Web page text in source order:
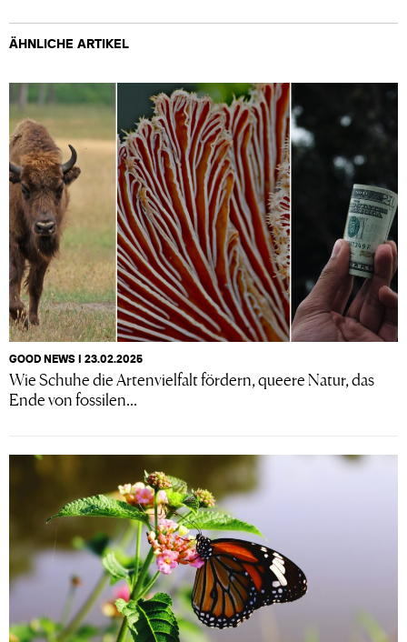
ÄHNLICHE ARTIKEL
GOOD NEWS I 23.02.2025
Wie Schuhe die Artenvielfalt fördern, queere Natur, das
Ende von fossilen...